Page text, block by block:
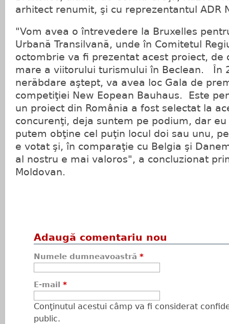
arhitect renumit, şi cu reprezentantul ADR
"Vom avea o întrevedere la Bruxelles
Urbană Transilvană, unde în Comitetul
octombrie va fi prezentat acest proiect, de
mare a viitorului turismului în Beclean. În
nerăbdare aştept, va avea loc Gala de
competiţiei New Eopean Bauhaus. Este
un proiect din România a fost selectat la
concurenţi, deja suntem pe podium, dar
putem obţine cel puţin locul doi sau unu,
e votat şi, în comparaţie cu Belgia şi
al nostru e mai valoros", a concluzionat
Moldovan.
Adaugă comentariu nou
Numele dumneavoastră *
E-mail *
Conţinutul acestui câmp va fi considerat
public.